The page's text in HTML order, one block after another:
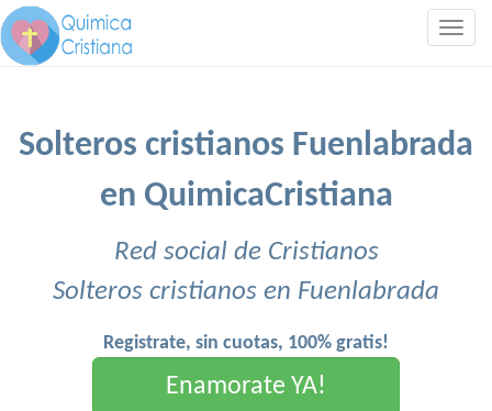
Solteros cristianos Fuenlabrada
en QuimicaCristiana
Red social de Cristianos
Solteros cristianos en Fuenlabrada
Registrate, sin cuotas, 100% gratis!
Enamorate YA!